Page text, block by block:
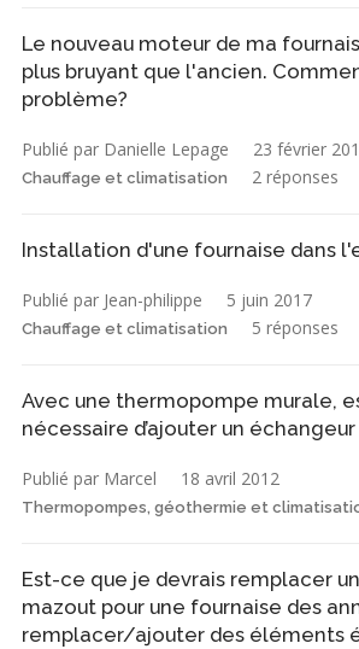
Le nouveau moteur de ma
plus bruyant que l'ancien.
problème?
Publié par Danielle Lepage 23 février
Chauffage et climatisation 2 réponses
Installation d'une fournaise dans
Publié par Jean-philippe 5 juin 2017
Chauffage et climatisation 5 réponses
Avec une thermopompe murale,
nécessaire d’ajouter un échangeur
Publié par Marcel 18 avril 2012
Thermopompes, géothermie et
Est-ce que je devrais remplacer
mazout pour une fournaise des
remplacer/ajouter des éléments